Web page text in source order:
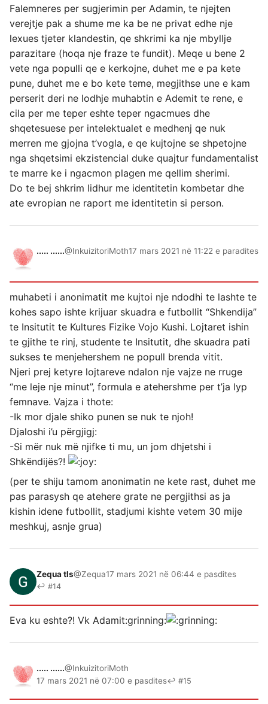
Falemneres per sugjerimin per Adamin, te njejten
verejtje pak a shume me ka be ne privat edhe nje
lexues tjeter klandestin, qe shkrimi ka nje mbyllje
parazitare (hoqa nje fraze te fundit). Meqe u bene 2
vete nga populli qe e kerkojne, duhet me e pa kete
pune, duhet me e bo kete teme, megjithse une e kam
perserit deri ne lodhje muhabtin e Ademit te rene, e
cila per me teper eshte teper ngacmues dhe
shqetesuese per intelektualet e medhenj qe nuk
merren me gjojna t’vogla, e qe kujtojne se shpetojne
nga shqetsimi ekzistencial duke quajtur fundamentalist
te marre ke i ngacmon plagen me qellim sherimi.
Do te bej shkrim lidhur me identitetin kombetar dhe
ate evropian ne raport me identitetin si person.
..... ......@InkuizitoriMoth17 mars 2021 në 11:22 e paradites
muhabeti i anonimatit me kujtoi nje ndodhi te lashte te
kohes sapo ishte krijuar skuadra e futbollit “Shkendija”
te Insitutit te Kultures Fizike Vojo Kushi. Lojtaret ishin
te gjithe te rinj, studente te Insitutit, dhe skuadra pati
sukses te menjehershem ne popull brenda vitit.
Njeri prej ketyre lojtareve ndalon nje vajze ne rruge
“me leje nje minut”, formula e atehershme per t’ja lyp
femnave. Vajza i thote:
-Ik mor djale shiko punen se nuk te njoh!
Djaloshi i’u përgjigj:
-Si mër nuk më njifke ti mu, un jom dhjetshi i
Shkëndijës?!
(per te shiju tamom anonimatin ne kete rast, duhet me
pas parasysh qe atehere grate ne pergjithsi as ja
kishin idene futbollit, stadjumi kishte vetem 30 mije
meshkuj, asnje grua)
Zequa tls@Zequa17 mars 2021 në 06:44 e pasdites
↩ #14
Eva ku eshte?! Vk Adamit​:grinning:
..... ......@InkuizitoriMoth
17 mars 2021 në 07:00 e pasdites↩ #15